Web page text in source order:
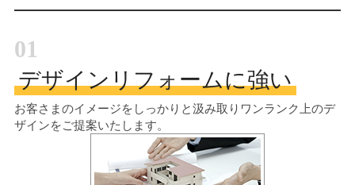
01
デザインリフォームに強い
お客さまのイメージをしっかりと汲み取り ワンランク上のデ
ザインをご提案いたします。